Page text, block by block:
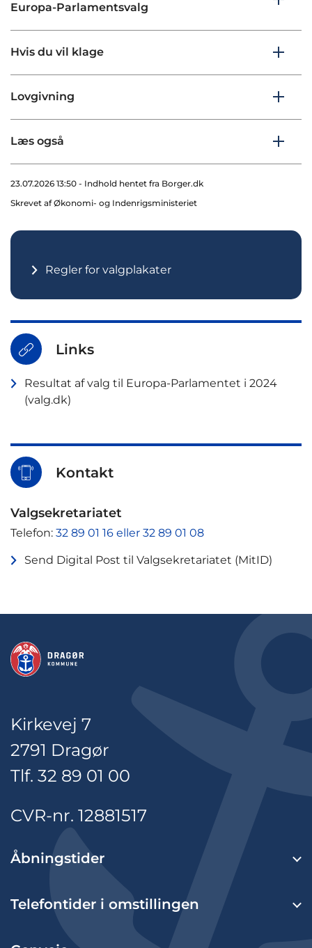
Europa-Parlamentsvalg
Hvis du vil klage
Lovgivning
Læs også
23.07.2026 13:50 - Indhold hentet fra Borger.dk
Skrevet af Økonomi- og Indenrigsministeriet
Regler for valgplakater
Links
Resultat af valg til Europa-Parlamentet i 2024
(valg.dk)
Kontakt
Valgsekretariatet
Telefon: 32 89 01 16 eller 32 89 01 08
Send Digital Post til Valgsekretariatet (MitID)
Kirkevej 7
2791 Dragør
Tlf. 32 89 01 00
CVR-nr. 12881517
Åbningstider
Telefontider i omstillingen